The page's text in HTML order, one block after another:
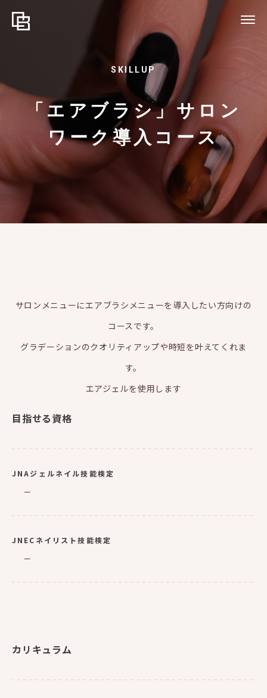
SKILLUP
「エアブラシ」サロン
ワーク導入コース
サロンメニューにエアブラシメニューを導入したい方向けの
コースです。
グラデーションのクオリティアップや時短を叶えてくれま
す。
エアジェルを使用します
目指せる資格
JNAジェルネイル技能検定
ー
JNECネイリスト技能検定
ー
カリキュラム